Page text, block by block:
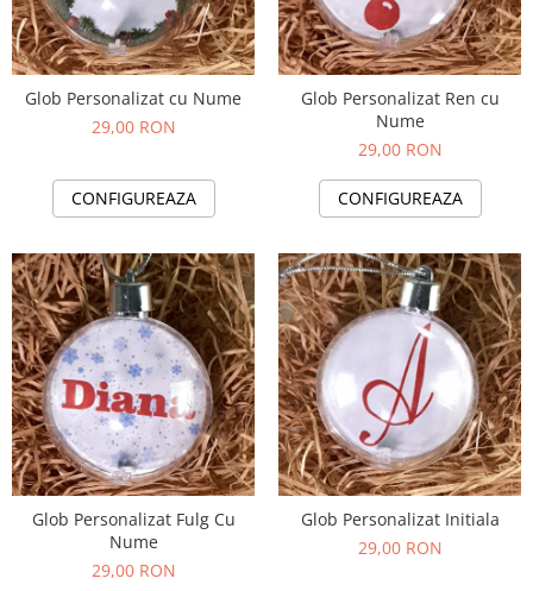
Glob Personalizat cu Nume
29,00 RON
CONFIGUREAZA
Glob Personalizat Ren cu
Nume
29,00 RON
CONFIGUREAZA
Glob Personalizat Fulg Cu
Nume
29,00 RON
Glob Personalizat Initiala
29,00 RON